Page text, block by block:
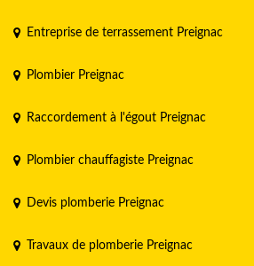
Entreprise de terrassement Preignac
Plombier Preignac
Raccordement à l'égout Preignac
Plombier chauffagiste Preignac
Devis plomberie Preignac
Travaux de plomberie Preignac